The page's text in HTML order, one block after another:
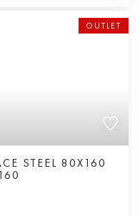
OUTLET
STEEL 80X160